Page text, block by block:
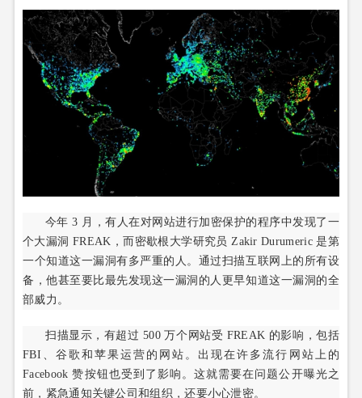
今年 3 月，有人在对网站进行加密保护的程序中发现了一
个大漏洞 FREAK，而密歇根大学研究员 Zakir Durumeric 是第
一个知道这一漏洞有多严重的人。通过扫描互联网上的所有设
备，他甚至要比最先发现这一漏洞的人更早知道这一漏洞的全
部威力。
扫描显示，有超过 500 万个网站受 FREAK 的影响，包括
FBI、谷歌和苹果运营的网站。出现在许多流行网站上的
Facebook 赞按钮也受到了影响。这就需要在问题公开曝光之
前，紧急通知关键公司和组织，还要小心泄密。